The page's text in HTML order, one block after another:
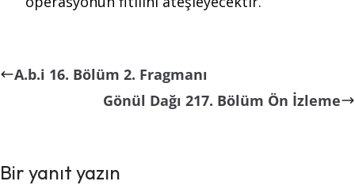
A.b.i 16. Bölüm 2. Fragmanı
Gönül Dağı 217. Bölüm Ön İzleme
Bir yanıt yazın